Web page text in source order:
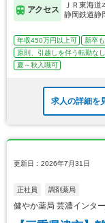
アクセス
ＪＲ東海
静岡鉄道静
年収450万円以上可 新卒
原則、引越しを伴う転勤なし
夏～秋入職可
求人の詳細を
更新日：2026年7月31日
正社員 調剤薬局
健やか薬局 芸濃インタ